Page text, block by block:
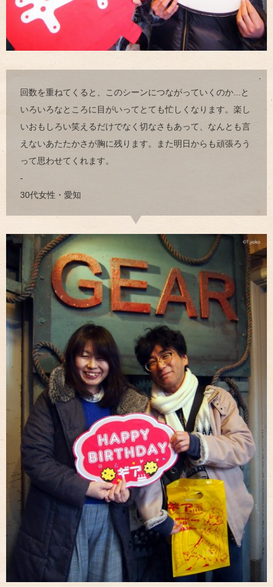
回数を重ねてくると、このシーンにつながっていくのか...と
いろいろなところに目がいってとても忙しくなります。楽し
いおもしろい笑えるだけでなく切なさもあって、なんとも言
えないあたたかさが胸に残ります。また明日からも頑張ろう
って思わせてくれます。
-
30代女性・愛知